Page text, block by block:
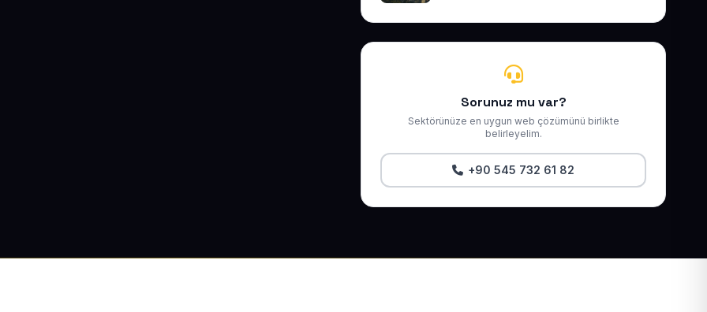
Sorunuz mu var?
Sektörünüze en uygun web çözümünü birlikte
belirleyelim.
+90 545 732 61 82